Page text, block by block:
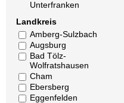
Unterfranken
Landkreis
Amberg-Sulzbach
Augsburg
Bad Tölz-
Wolfratshausen
Cham
Ebersberg
Eggenfelden